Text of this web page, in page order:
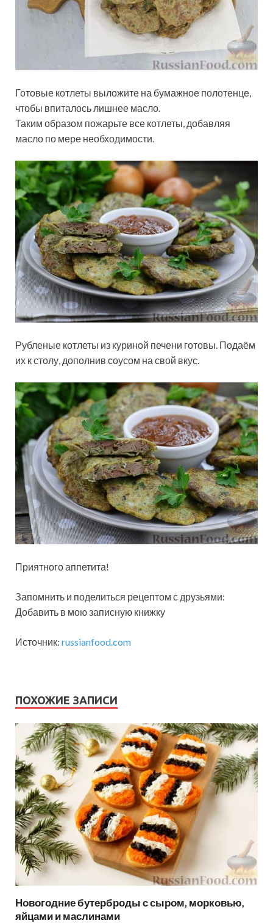
Готовые котлеты выложите на бумажное полотенце,
чтобы впиталось лишнее масло.
Таким образом пожарьте все котлеты, добавляя
масло по мере необходимости.
Рубленые котлеты из куриной печени готовы. Подаём
их к столу, дополнив соусом на свой вкус.
Приятного аппетита!
Запомнить и поделиться рецептом с друзьями:
Добавить в мою записную книжку
Источник: russianfood.com
ПОХОЖИЕ ЗАПИСИ
Новогодние бутерброды с сыром, морковью,
яйцами и маслинами